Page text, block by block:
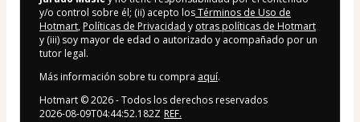
y/o control sobre él; (ii) acepto losTérminos de Uso de
Hotmart, Políticas de Privacidad y otras políticas de Hotmart
y (iii) soy mayor de edad o autorizado y acompañado por un
tutor legal.
Más información sobre tu compra aquí.
Hotmart ©2026- Todos los derechos reservados
2026-08-09T04:44:52.182Z REF.